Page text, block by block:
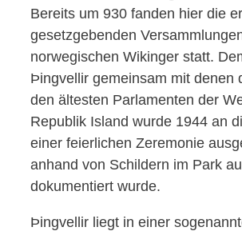
Bereits um 930 fanden hier die
gesetzgebenden
norwegischen Wikinger statt.
Þingvellir gemeinsam mit denen
den ältesten Parlamenten der
Republik Island wurde 1944 an
einer feierlichen Zeremonie
anhand von Schildern im Park
dokumentiert wurde.
Þingvellir liegt in einer